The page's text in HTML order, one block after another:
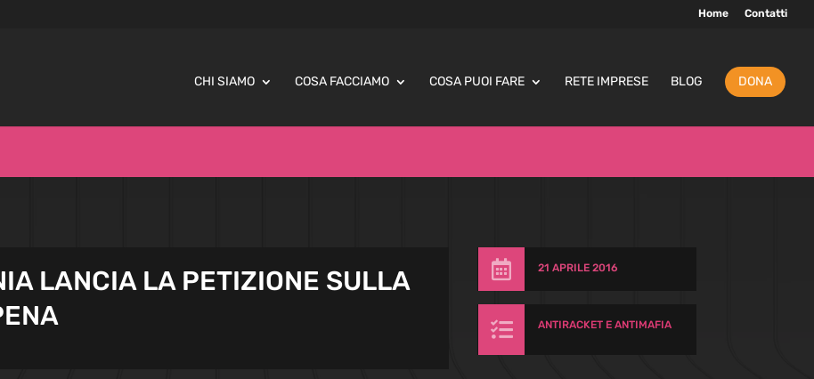
Home Contatti
CHI SIAMO COSA FACCIAMO COSA PUOI FARE RETE IMPRESE BLOG DONA
LANCIA LA PETIZIONE SULLA
 21 APRILE 2016
 ANTIRACKET E ANTIMAFIA